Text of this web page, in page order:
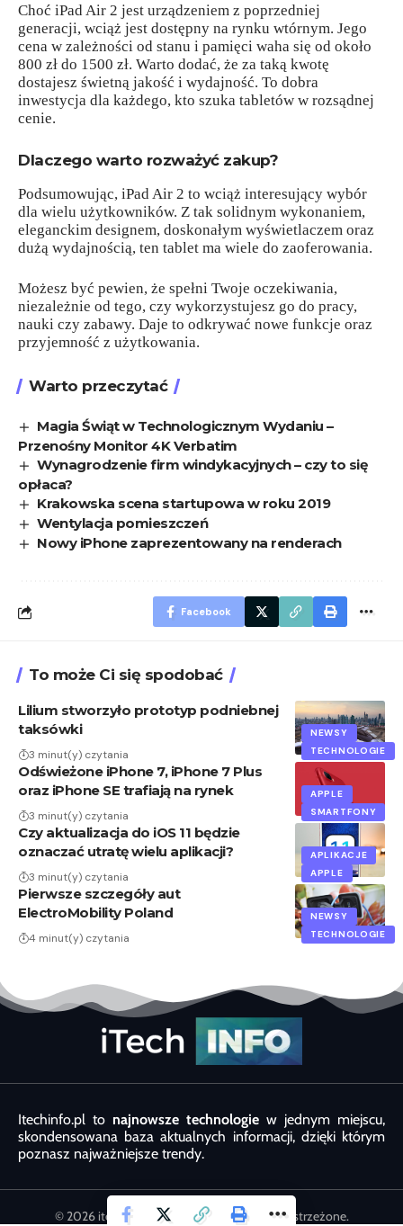
Choć iPad Air 2 jest urządzeniem z poprzedniej
generacji, wciąż jest dostępny na rynku wtórnym. Jego
cena w zależności od stanu i pamięci waha się od około
800 zł do 1500 zł. Warto dodać, że za taką kwotę
dostajesz świetną jakość i wydajność. To dobra
inwestycja dla każdego, kto szuka tabletów w rozsądnej
cenie.
Dlaczego warto rozważyć zakup?
Podsumowując, iPad Air 2 to wciąż interesujący wybór
dla wielu użytkowników. Z tak solidnym wykonaniem,
eleganckim designem, doskonałym wyświetlaczem oraz
dużą wydajnością, ten tablet ma wiele do zaoferowania.
Możesz być pewien, że spełni Twoje oczekiwania,
niezależnie od tego, czy wykorzystujesz go do pracy,
nauki czy zabawy. Daje to odkrywać nowe funkcje oraz
przyjemność z użytkowania.
Warto przeczytać
Magia Świąt w Technologicznym Wydaniu –
Przenośny Monitor 4K Verbatim
Wynagrodzenie firm windykacyjnych – czy to się
opłaca?
Krakowska scena startupowa w roku 2019
Wentylacja pomieszczeń
Nowy iPhone zaprezentowany na renderach
Facebook
To może Ci się spodobać
NEWSY
TECHNOLOGIE
Lilium stworzyło prototyp podniebnej
taksówki
3 minut(y) czytania
APPLE
SMARTFONY
Odświeżone iPhone 7, iPhone 7 Plus
oraz iPhone SE trafiają na rynek
3 minut(y) czytania
APLIKACJE
APPLE
Czy aktualizacja do iOS 11 będzie
oznaczać utratę wielu aplikacji?
3 minut(y) czytania
NEWSY
TECHNOLOGIE
Pierwsze szczegóły aut
ElectroMobility Poland
4 minut(y) czytania
Itechinfo.pl to najnowsze technologie w jednym miejscu,
skondensowana baza aktualnych informacji, dzięki którym
poznasz najważniejsze trendy.
© 2026 itechinfo.com.pl. Wszystkie prawa zastrzeżone.